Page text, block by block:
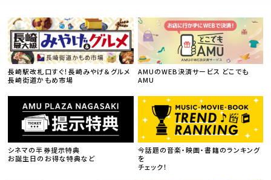
長崎駅改札口すぐ！長崎みやげ＆グルメ
長崎街道かもめ市場
AMUのWEB決済サービス どこでも
AMU
シネマの半券提示特典
お誕生日のお得な特典など
今話題の音楽・映画・書籍のランキング
を
チェック！